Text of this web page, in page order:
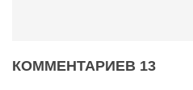
КОММЕНТАРИЕВ 13